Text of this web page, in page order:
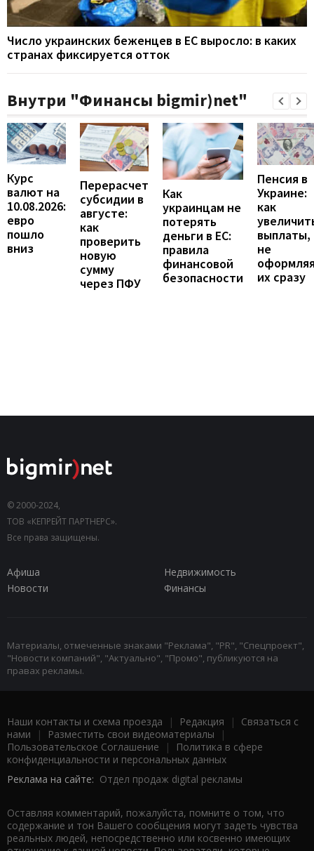
Число украинских беженцев в ЕС выросло: в каких
странах фиксируется отток
Внутри "Финансы bigmir)net"
Курс
валют на
10.08.2026:
евро
пошло
вниз
Перерасчет
субсидии в
августе:
как
проверить
новую
сумму
через ПФУ
Как
украинцам не
потерять
деньги в ЕС:
правила
финансовой
безопасности
Пенсия в
Украине:
как
выплаты,
не
их сразу
© 2000-2024,
ТОВ «КЕПРЕЙТ ПАРТНЕРС».
Все права защищены.
Афиша
Недвижимость
Новости
Финансы
Материалы, отмеченные знаками "Реклама", "PR", "Спецпроект",
"Новости компаний", "Актуально", "Промо", публикуются на
правах рекламы.
Наши контакты и схема проезда | Редакция | Связаться с
нами | Разместить свои видеоматериалы |
Пользовательское Соглашение |
Политика в сфере
конфиденциальности и персональных данных
Реклама на сайте: Отдел продаж digital рекламы
Оставляя комментарий, пожалуйста, помните о том, что
содержание и тон Вашего сообщения могут задеть чувства
реальных людей, непосредственно или косвенно имеющих